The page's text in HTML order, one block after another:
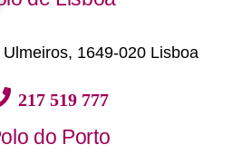
1649-020 Lisboa
217 519 777
do Porto